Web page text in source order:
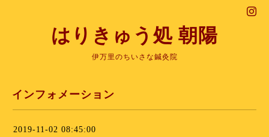
はりきゅう処 朝陽
伊万里のちいさな鍼灸院
インフォメーション
2019-11-02 08:45:00